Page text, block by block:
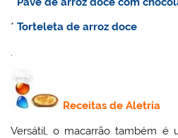
*Torteleta de arroz doce
.
Receitas de Aletria
Versátil, o macarrão também é